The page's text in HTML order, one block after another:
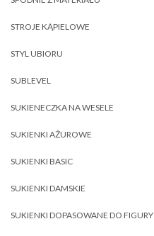
STROJE KĄPIELOWE
STYL UBIORU
SUBLEVEL
SUKIENECZKA NA WESELE
SUKIENKI AŻUROWE
SUKIENKI BASIC
SUKIENKI DAMSKIE
SUKIENKI DOPASOWANE DO FIGURY